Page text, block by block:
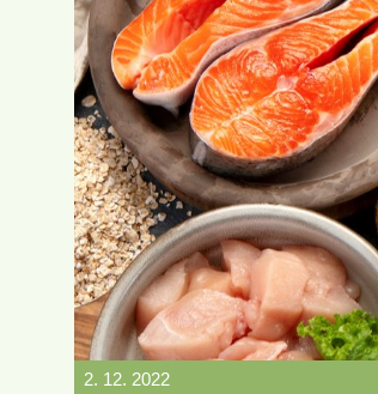
2. 12. 2022